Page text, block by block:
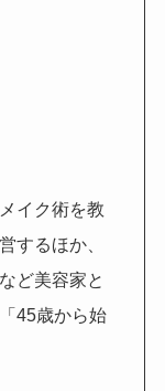
イク術を教
するほか、
ど美容家と
45歳から始